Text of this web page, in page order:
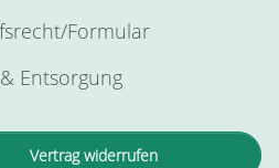
Formular
Entsorgung
Vertrag widerrufen